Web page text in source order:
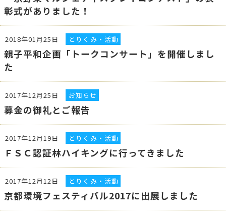
彰式がありました！
2018年01月25日 とりくみ・活動
親子平和企画「トークコンサート」を開催しまし
た
2017年12月25日 お知らせ
募金の御礼とご報告
2017年12月19日 とりくみ・活動
ＦＳＣ認証林ハイキングに行ってきました
2017年12月12日 とりくみ・活動
京都環境フェスティバル2017に出展しました